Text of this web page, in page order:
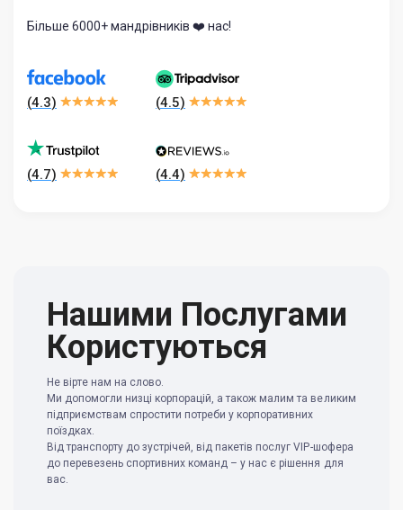
Більше 6000+ мандрівників ❤️ нас!
(4.3) (4.5)
(4.7) (4.4)
Нашими Послугами
Користуються
Не вірте нам на слово.
Ми допомогли низці корпорацій, а також малим та великим
підприємствам спростити потреби у корпоративних
поїздках.
Від транспорту до зустрічей, від пакетів послуг VIP-шофера
до перевезень спортивних команд – у нас є рішення для
вас.